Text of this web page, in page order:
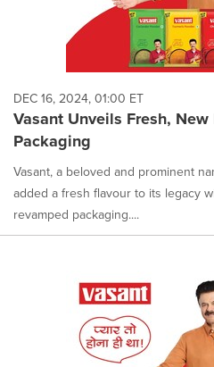
DEC 16, 2024, 01:00 ET
Vasant Unveils Fresh,
Packaging
Vasant, a beloved and prominent
added a fresh flavour to its legacy
revamped packaging....